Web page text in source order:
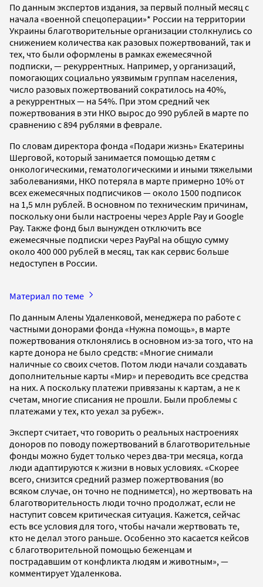
По данным экспертов издания, за первый полный месяц с
начала «военной спецоперации»* России на территории
Украины благотворительные организации столкнулись со
снижением количества как разовых пожертвований, так и
тех, что были оформлены в рамках ежемесячной
подписки, — рекуррентных. Например, у организаций,
помогающих социально уязвимым группам населения,
число разовых пожертвований сократилось на 40%,
а рекуррентных — на 54%. При этом средний чек
пожертвования в эти НКО вырос до 990 рублей в марте по
сравнению с 894 рублями в феврале.
По словам директора фонда «Подари жизнь» Екатерины
Шерговой, который занимается помощью детям с
онкологическими, гематологическими и иными тяжелыми
заболеваниями, НКО потеряла в марте примерно 10% от
всех ежемесячных подписчиков — около 1500 подписок
на 1,5 млн рублей. В основном по техническим причинам,
поскольку они были настроены через Apple Pay и Google
Pay. Также фонд был вынужден отключить все
ежемесячные подписки через PayPal на общую сумму
около 400 000 рублей в месяц, так как сервис больше
недоступен в России.
Материал по теме
По данным Алены Удаленковой, менеджера по работе с
частными донорами фонда «Нужна помощь», в марте
пожертвования отклонялись в основном из-за того, что на
карте донора не было средств: «Многие снимали
наличные со своих счетов. Потом люди начали создавать
дополнительные карты «Мир» и переводить все средства
на них. А поскольку платежи привязаны к картам, а не к
счетам, многие списания не прошли. Были проблемы с
платежами у тех, кто уехал за рубеж».
Эксперт считает, что говорить о реальных настроениях
доноров по поводу пожертвований в благотворительные
фонды можно будет только через два-три месяца, когда
люди адаптируются к жизни в новых условиях. «Скорее
всего, снизится средний размер пожертвования (во
всяком случае, он точно не поднимется), но жертвовать на
благотворительность люди точно продолжат, если не
наступит совсем критическая ситуация. Кажется, сейчас
есть все условия для того, чтобы начали жертвовать те,
кто не делал этого раньше. Особенно это касается кейсов
с благотворительной помощью беженцам и
пострадавшим от конфликта людям и животным», —
комментирует Удаленкова.